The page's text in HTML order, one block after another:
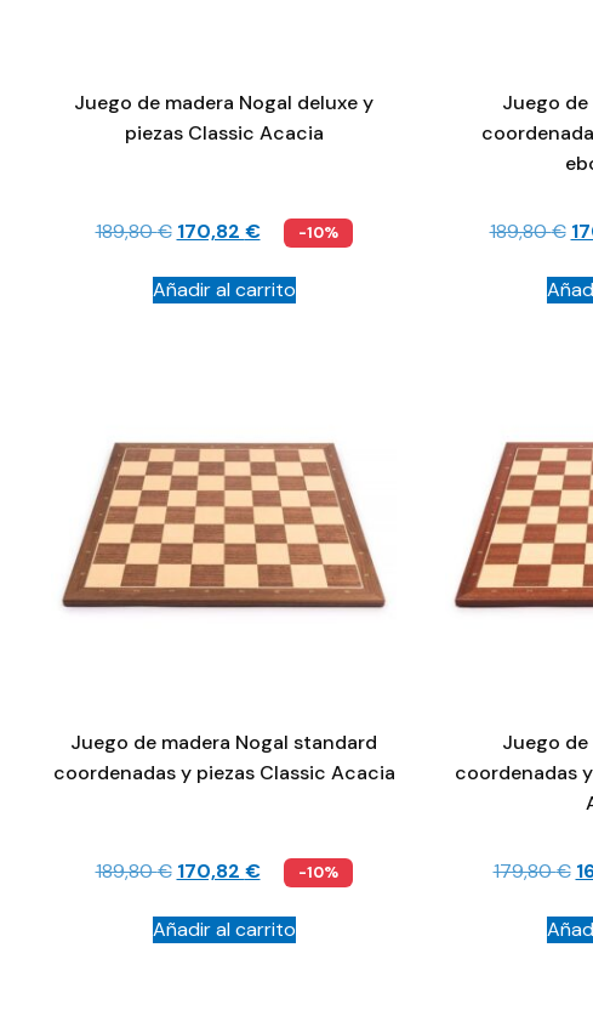
Juego de madera Nogal deluxe y
piezas Classic Acacia
189,80€ 170,82 € -10%
Añadir al carrito
Juego de
189,80€
Juego de madera Nogal standard
coordenadas y piezas Classic Acacia
189,80€ 170,82 € -10%
Añadir al carrito
Juego de
coordenadas
179,80€